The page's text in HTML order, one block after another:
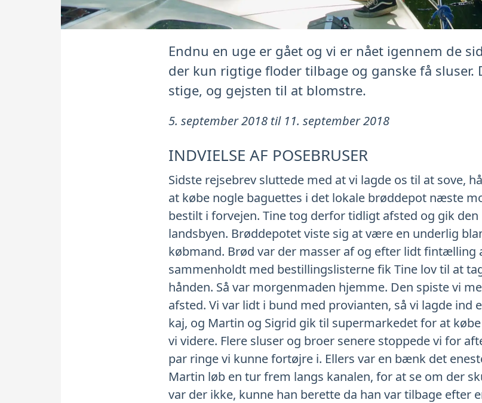
Endnu en uge er gået og vi er nået igennem de
der kun rigtige floder tilbage og ganske få sluser.
stige, og gejsten til at blomstre.
5. september 2018 til 11. september 2018
INDVIELSE AF POSEBRUSER
Sidste rejsebrev sluttede med at vi lagde os til at sove,
at købe nogle baguettes i det lokale brøddepot næste
bestilt i forvejen. Tine tog derfor tidligt afsted og gik
landsbyen. Brøddepotet viste sig at være en underlig
købmand. Brød var der masser af og efter lidt fintælling
sammenholdt med bestillingslisterne fik Tine lov til at
hånden. Så var morgenmaden hjemme. Den spiste vi
afsted. Vi var lidt i bund med provianten, så vi lagde ind
kaj, og Martin og Sigrid gik til supermarkedet for at
vi videre. Flere sluser og broer senere stoppede vi for
par ringe vi kunne fortøjre i. Ellers var en bænk det
Martin løb en tur frem langs kanalen, for at se om der
var der ikke, kunne han berette da han var tilbage efter